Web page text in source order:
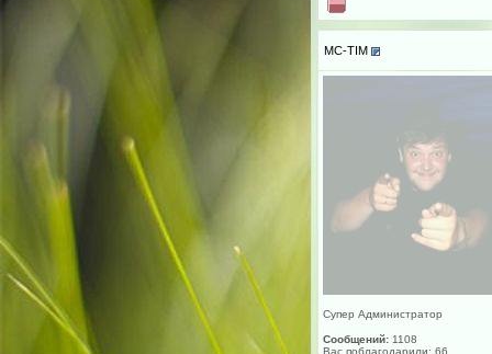
MC-TIM
Супер Администратор
Сообщений: 1108
Вас поблагодарили: 66